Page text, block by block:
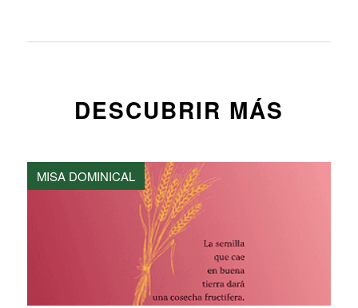
DESCUBRIR MÁS
MISA DOMINICAL